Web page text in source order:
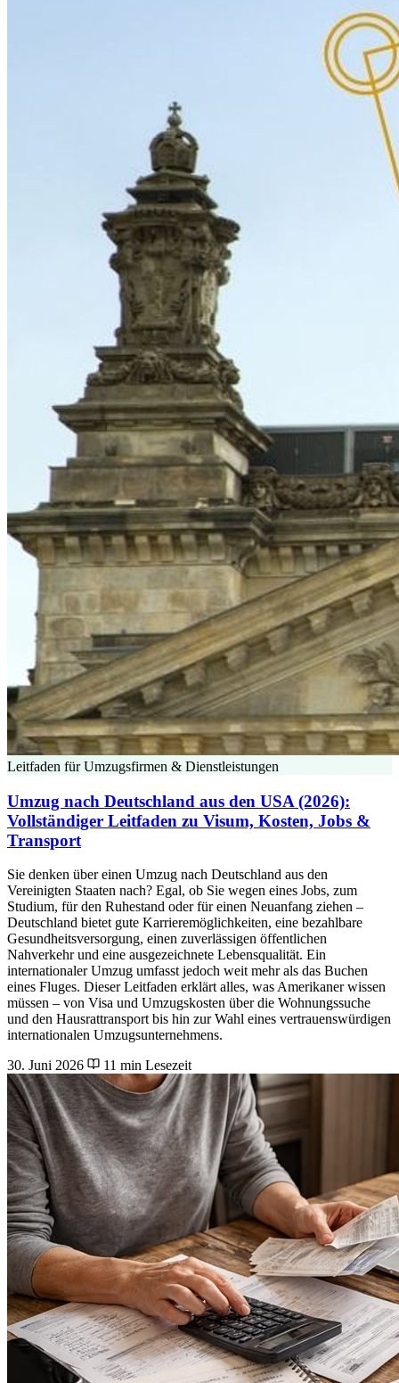
Leitfaden für Umzugsfirmen & Dienstleistungen
Umzug nach Deutschland aus den USA (2026):
Vollständiger Leitfaden zu Visum, Kosten, Jobs &
Transport
Sie denken über einen Umzug nach Deutschland aus den
Vereinigten Staaten nach? Egal, ob Sie wegen eines Jobs, zum
Studium, für den Ruhestand oder für einen Neuanfang ziehen –
Deutschland bietet gute Karrieremöglichkeiten, eine bezahlbare
Gesundheitsversorgung, einen zuverlässigen öffentlichen
Nahverkehr und eine ausgezeichnete Lebensqualität. Ein
internationaler Umzug umfasst jedoch weit mehr als das Buchen
eines Fluges. Dieser Leitfaden erklärt alles, was Amerikaner wissen
müssen – von Visa und Umzugskosten über die Wohnungssuche
und den Hausrattransport bis hin zur Wahl eines vertrauenswürdigen
internationalen Umzugsunternehmens.
30. Juni 2026
11 min Lesezeit